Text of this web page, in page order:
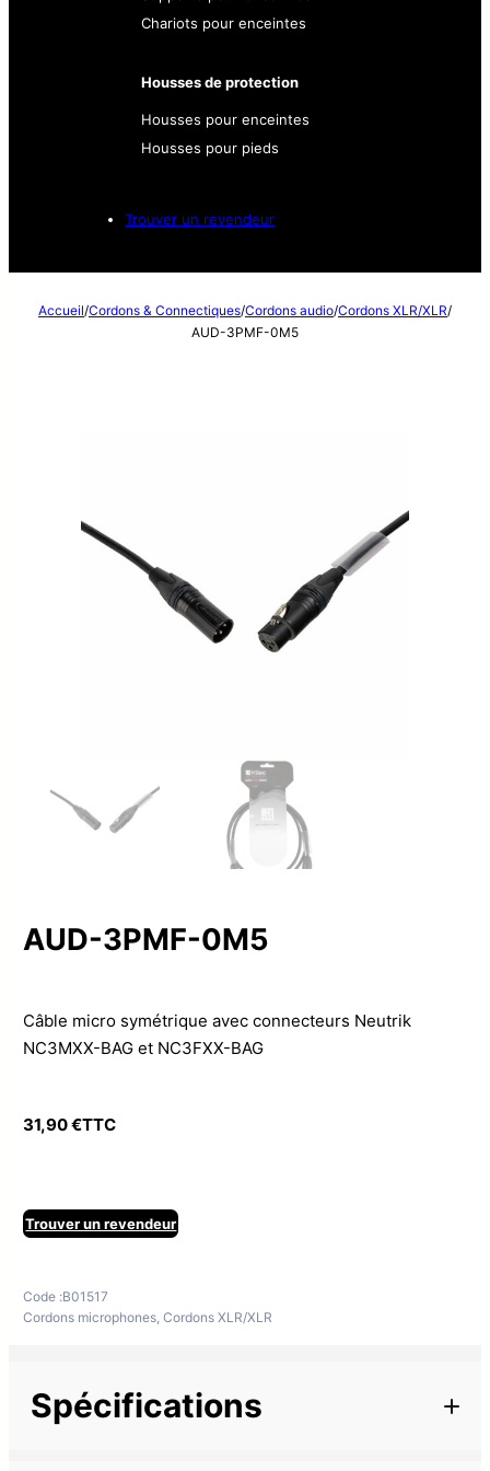
Chariots pour enceintes
Housses de protection
Housses pour enceintes
Housses pour pieds
Trouver un revendeur
Accueil/Cordons & Connectiques/Cordons audio/Cordons XLR/XLR/
AUD-3PMF-0M5
AUD-3PMF-0M5
Câble micro symétrique avec connecteurs Neutrik
NC3MXX-BAG et NC3FXX-BAG
31,90€TTC
Trouver un revendeur
Code :B01517
Cordons microphones,Cordons XLR/XLR
Spécifications